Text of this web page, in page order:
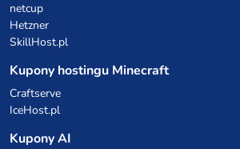
netcup
Hetzner
SkillHost.pl
Kupony hostingu Minecraft
Craftserve
IceHost.pl
Kupony AI